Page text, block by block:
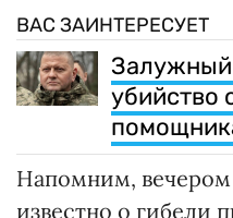
ВАС ЗАИНТЕРЕСУЕТ
Залужный
убийство
Напомним, вечером
известно о гибели